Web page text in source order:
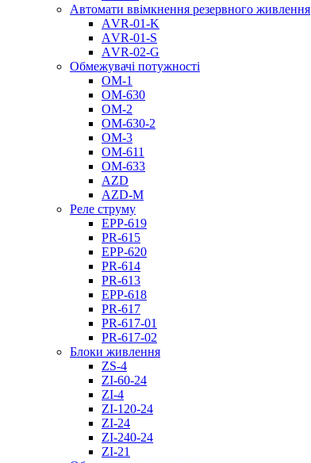
Автомати ввімкнення резервного живлення
АVR-01-K
АVR-01-S
АVR-02-G
Обмежувачі потужності
ОМ-1
ОМ-630
ОМ-2
ОМ-630-2
ОМ-3
ОМ-611
ОМ-633
AZD
AZD-M
Реле струму
EPP-619
PR-615
EPP-620
PR-614
PR-613
EPP-618
PR-617
PR-617-01
PR-617-02
Блоки живлення
ZS-4
ZI-60-24
ZI-4
ZI-120-24
ZI-24
ZI-240-24
ZI-21